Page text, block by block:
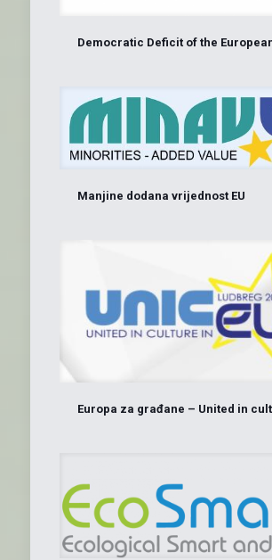
Democratic Deficit of the
Manjine dodana vrijednost EU
Europa za građane – United in